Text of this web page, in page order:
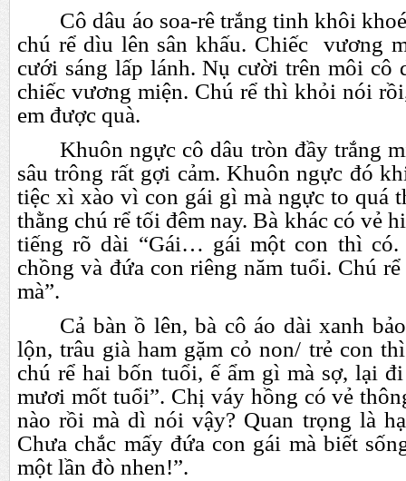
Cô dâu áo soa-rê trắng tinh khôi
chú rể dìu lên sân khấu. Chiếc vương
cưới sáng lấp lánh. Nụ cười trên môi cô
chiếc vương miện. Chú rể thì khỏi nói
em được quà.
Khuôn ngực cô dâu tròn đầy trắng
sâu trông rất gợi cảm. Khuôn ngực đó
tiệc xì xào vì con gái gì mà ngực to quá
thằng chú rể tối đêm nay. Bà khác có vẻ
tiếng rõ dài “Gái… gái một con thì
chồng và đứa con riêng năm tuổi. Chú
mà”.
Cả bàn ồ lên, bà cô áo dài xanh
lộn, trâu già ham gặm cỏ non/ trẻ con
chú rể hai bốn tuổi, ế ẩm gì mà sợ, lại
mươi mốt tuổi”. Chị váy hồng có vẻ
nào rồi mà dì nói vậy? Quan trọng là
Chưa chắc mấy đứa con gái mà biết
một lần đò nhen!”.